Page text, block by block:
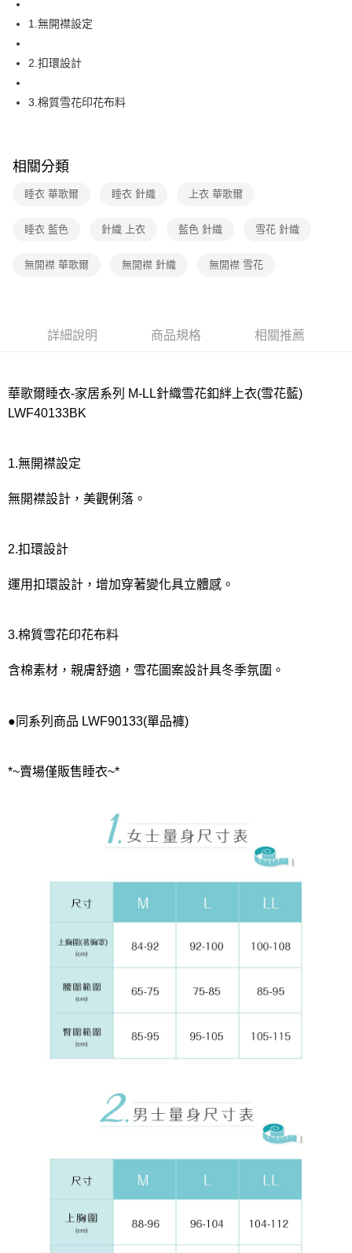
全家取貨付款
每筆NT$80，滿NT$1,000(含以上)免運費
付款後全家取貨
7-11取貨付款
付款後7-11取貨
每筆NT$80，滿NT$1,000(含以上)免運費
離島
每筆NT$80，滿NT$1,000(含以上)免運費
1.無開襟設定
2.扣環設計
3.棉質雪花印花布料
相關分類
睡衣 華歌爾 睡衣 針織 上衣 華歌爾
睡衣 藍色 針織 上衣 藍色 針織 雪花 針織
無開襟 華歌爾 無開襟 針織 無開襟 雪花
詳細說明 商品規格 相關推薦
華歌爾睡衣-家居系列 M-LL針織雪花釦絆上衣(雪花藍)
LWF40133BK
1.無開襟設定
無開襟設計，美觀俐落。
2.扣環設計
運用扣環設計，增加穿著變化具立體感。
3.棉質雪花印花布料
含棉素材，親膚舒適，雪花圖案設計具冬季氛圍。
●同系列商品 LWF90133(單品褲)
*~賣場僅販售睡衣~*